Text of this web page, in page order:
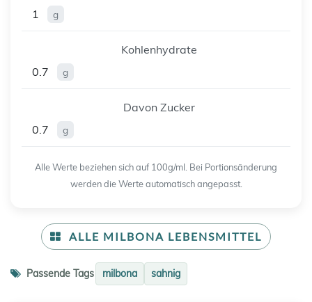
1
g
Kohlenhydrate
0.7
g
Davon Zucker
0.7
g
Alle Werte beziehen sich auf 100g/ml. Bei Portionsänderung
werden die Werte automatisch angepasst.
ALLE MILBONA LEBENSMITTEL
Passende Tags milbona sahnig